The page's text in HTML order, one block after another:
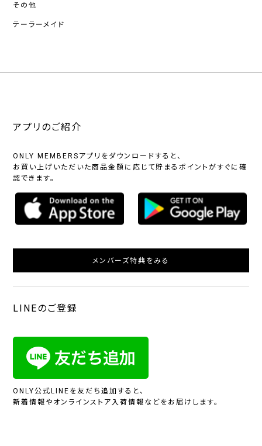
その他
テーラーメイド
アプリのご紹介
ONLY MEMBERSアプリをダウンロードすると、
お買い上げいただいた商品金額に応じて貯まるポイントがすぐに確
認できます。
メンバーズ特典をみる
LINEのご登録
ONLY公式LINEを友だち追加すると、
新着情報やオンラインストア入荷情報などをお届けします。